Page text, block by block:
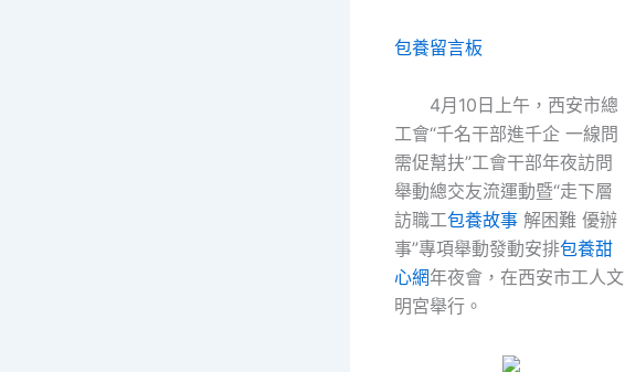
包養留言板
4月10日上午，西安市總
工會“千名干部進千企 一線問
需促幫扶”工會干部年夜訪問
舉動總交友流運動暨“走下層
訪職工包養故事 解困難 優辦
事”專項舉動發動安排包養甜
心網年夜會，在西安市工人文
明宮舉行。